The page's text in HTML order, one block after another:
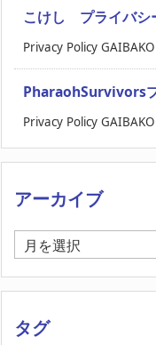
こけし プライバシ
Privacy Policy
PharaohSurvivors
Privacy Policy
アーカイブ
ア
ー
カ
ブ
タグ